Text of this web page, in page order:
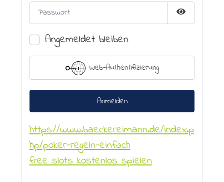
Passwort
Passwort
Angemeldet bleiben
Web-Authentifizierung
Anmelden
https://www.baeckereimann.de/index.p
hp/poker-regeln-einfach
free slots kostenlos spielen